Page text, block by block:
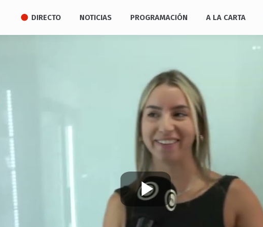
DIRECTO NOTICIAS PROGRAMACIÓN A LA CARTA
Play